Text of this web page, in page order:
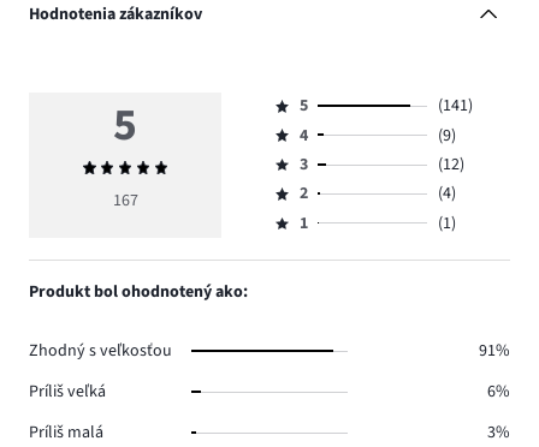
Hodnotenia zákazníkov
5
Priemerné
hodnotenie
167
Hodnotenie
5,
počet
hlasov
141.
5
(141)
Hodnotenie
4,
počet
hlasov
4
(9)
Hodnotenie
3,
počet
3
(12)
Hodnotenie
2,
2
(4)
Hodnotenie
1,
1 (1)
Produkt bol ohodnotený ako:
Zhodný s veľkosťou
91%
Príliš veľká
6%
Príliš malá
3%